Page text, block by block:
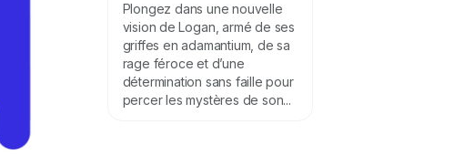
Plongez dans une nouvelle
vision de Logan, armé de ses
griffes en adamantium, de sa
rage féroce et d’une
détermination sans faille pour
percer les mystères de son...